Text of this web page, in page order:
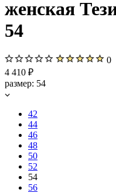
женская
54
0
4 410 ₽
размер: 54
42
44
46
48
50
52
54
56